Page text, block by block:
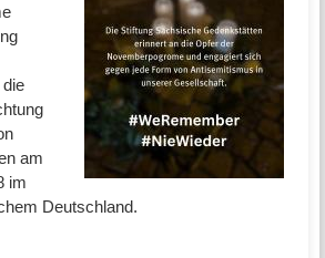
am
im
Deutschland.